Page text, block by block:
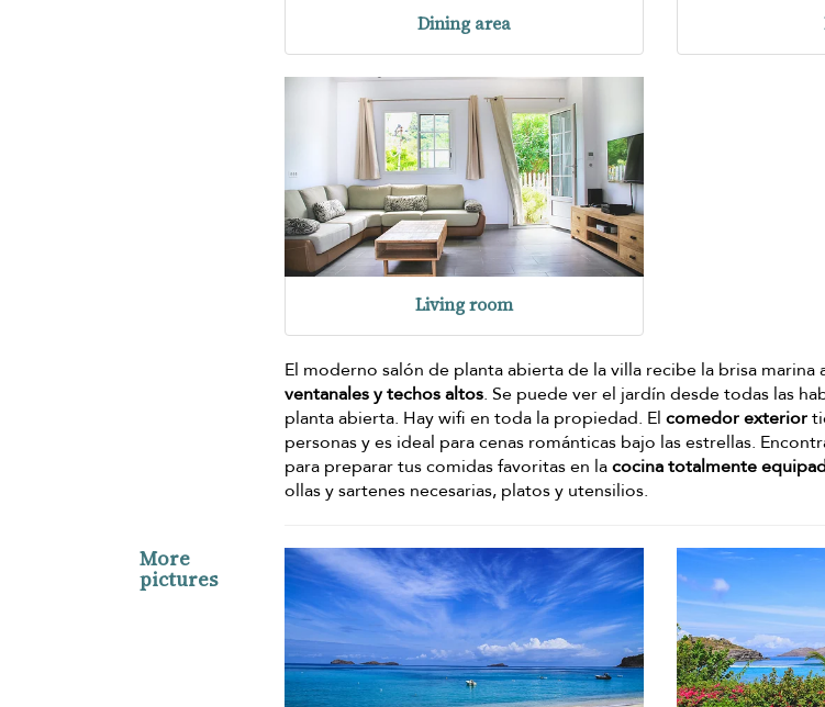
Dining area
Living room
El moderno salón de planta abierta de la villa recibe la brisa marina
ventanales y techos altos. Se puede ver el jardín desde todas las
planta abierta. Hay wifi en toda la propiedad. Elcomedor exterior
personas y es ideal para cenas románticas bajo las estrellas.
para preparar tus comidas favoritas en lacocina totalmente
ollas y sartenes necesarias, platos y utensilios.
More
pictures